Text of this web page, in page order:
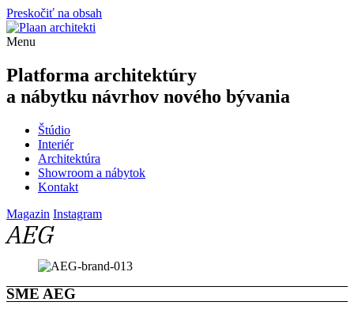
Preskočiť na obsah
Menu
Platforma architektúry
a nábytku návrhov nového bývania
Štúdio
Interiér
Architektúra
Showroom a nábytok
Kontakt
Magazin Instagram
AEG
SME AEG